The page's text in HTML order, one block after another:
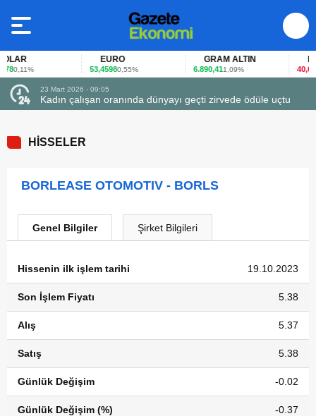
0,11%
EURO
53,45980,55%
GRAM ALTIN
6.890,411,09% 40,65-
23 Mart 2026 - 09:05
Kadın çalışan oranında dünyayı geçti zirvede ödüle uçtu
HİSSELER
BORLEASE OTOMOTIV - BORLS
Genel Bilgiler Şirket Bilgileri
Hissenin ilk işlem tarihi 19.10.2023
Son İşlem Fiyatı 5.38
Alış 5.37
Satış 5.38
Günlük Değişim -0.02
Günlük Değişim (%) -0.37